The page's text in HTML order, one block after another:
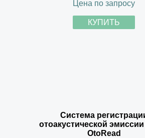
Цена по запросу
КУПИТЬ
Система
отоакустической
OtoRead